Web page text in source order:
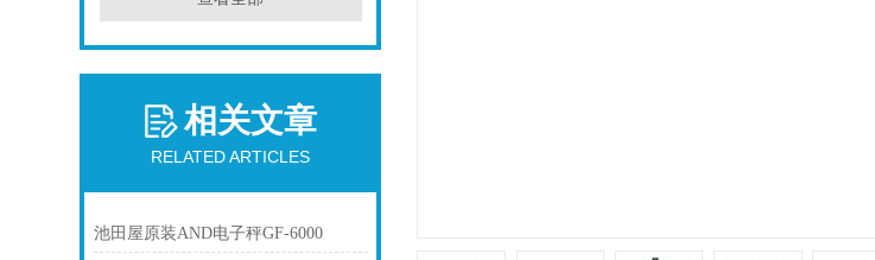
相关文章
RELATED ARTICLES
池田屋原装AND电子秤GF-6000